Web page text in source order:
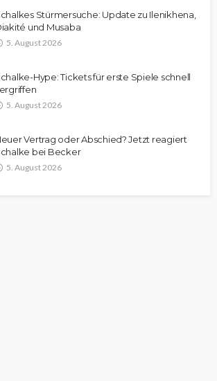
Stürmersuche: Update zu Ilenikhena,
und Musaba
5. August 2026
Hype: Tickets für erste Spiele schnell
5. August 2026
Vertrag oder Abschied? Jetzt reagiert
bei Becker
5. August 2026